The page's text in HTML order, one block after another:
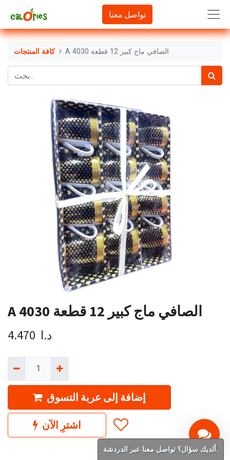
تواصل معنا
كافة المنتجات A 4030 الصافي ماج كبير 12 قطعة
A 4030 الصافي ماج كبير 12 قطعة
4.470 د.ا
إضافة إلى عربة التسوق
اشترِ الآن
ألديك سؤال؟ تواصل معنا عبر الدردشة.